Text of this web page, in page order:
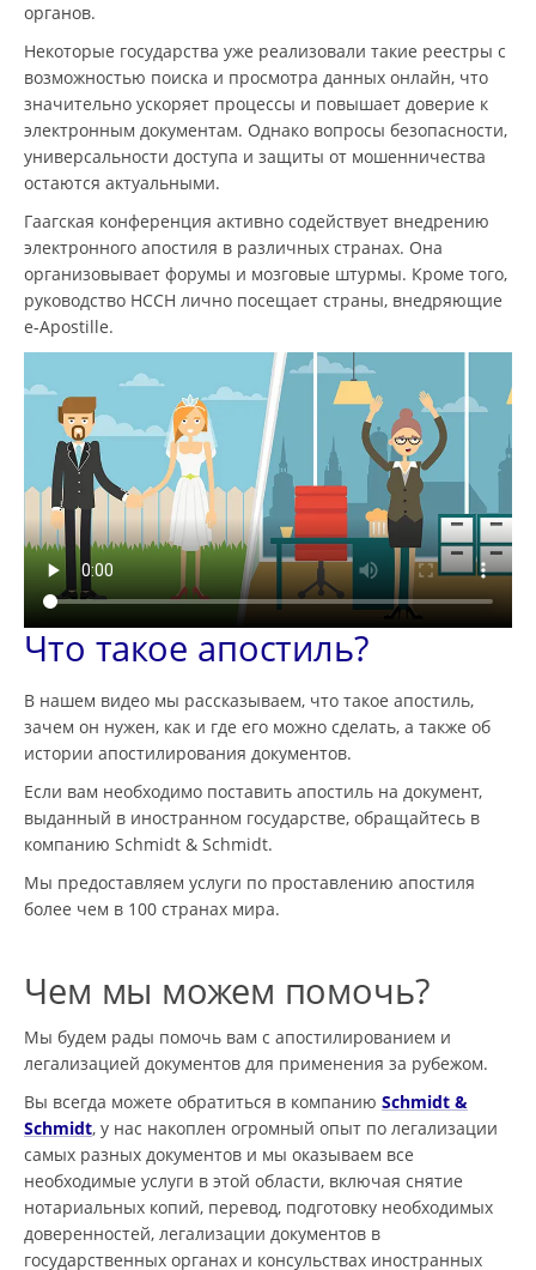
органов.
Некоторые государства уже реализовали такие реестры с
возможностью поиска и просмотра данных онлайн, что
значительно ускоряет процессы и повышает доверие к
электронным документам. Однако вопросы безопасности,
универсальности доступа и защиты от мошенничества
остаются актуальными.
Гаагская конференция активно содействует внедрению
электронного апостиля в различных странах. Она
организовывает форумы и мозговые штурмы. Кроме того,
руководство HCCH лично посещает страны, внедряющие
e-Apostille.
Что такое апостиль?
В нашем видео мы рассказываем, что такое апостиль,
зачем он нужен, как и где его можно сделать, а также об
истории апостилирования документов.
Если вам необходимо поставить апостиль на документ,
выданный в иностранном государстве, обращайтесь в
компанию Schmidt & Schmidt.
Мы предоставляем услуги по проставлению апостиля
более чем в 100 странах мира.
Чем мы можем помочь?
Мы будем рады помочь вам с апостилированием и
легализацией документов для применения за рубежом.
Вы всегда можете обратиться в компанию Schmidt &
Schmidt, у нас накоплен огромный опыт по легализации
самых разных документов и мы оказываем все
необходимые услуги в этой области, включая снятие
нотариальных копий, перевод, подготовку необходимых
доверенностей, легализации документов в
государственных органах и консульствах иностранных